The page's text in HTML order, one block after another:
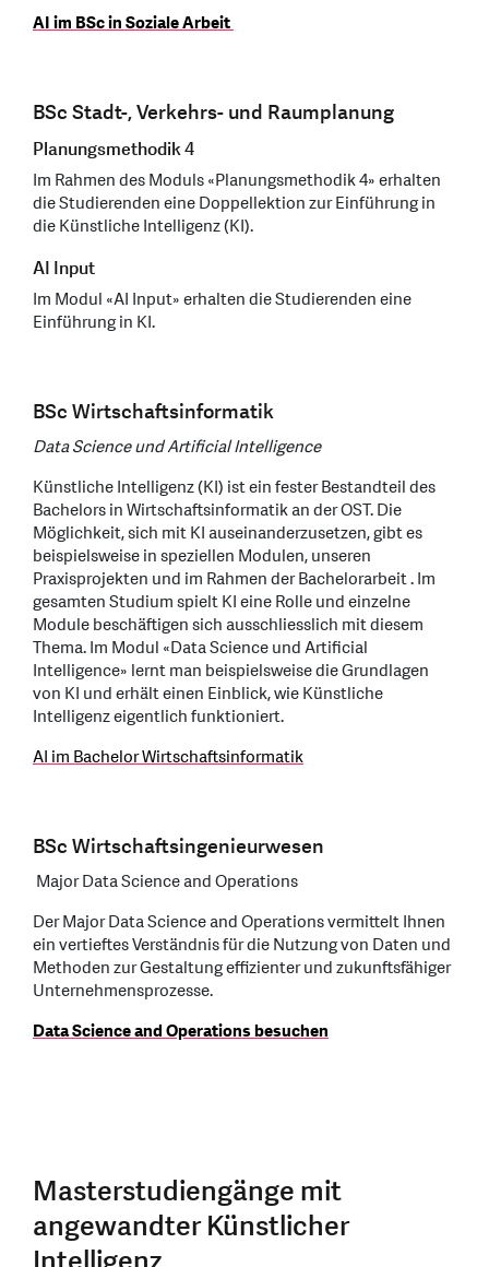
AI im BSc in Soziale Arbeit
BSc Stadt-, Verkehrs- und Raumplanung
Planungsmethodik 4
Im Rahmen des Moduls «Planungsmethodik 4» erhalten
die Studierenden eine Doppellektion zur Einführung in
die Künstliche Intelligenz (KI).
AI Input
Im Modul «AI Input» erhalten die Studierenden eine
Einführung in KI.
BSc Wirtschaftsinformatik
Data Science und Artificial Intelligence
Künstliche Intelligenz (KI) ist ein fester Bestandteil des
Bachelors in Wirtschaftsinformatik an der OST. Die
Möglichkeit, sich mit KI auseinanderzusetzen, gibt es
beispielsweise in speziellen Modulen, unseren
Praxisprojekten und im Rahmen der Bachelorarbeit . Im
gesamten Studium spielt KI eine Rolle und einzelne
Module beschäftigen sich ausschliesslich mit diesem
Thema. Im Modul «Data Science und Artificial
Intelligence» lernt man beispielsweise die Grundlagen
von KI und erhält einen Einblick, wie Künstliche
Intelligenz eigentlich funktioniert.
AI im Bachelor Wirtschaftsinformatik
BSc Wirtschaftsingenieurwesen
Major Data Science and Operations
Der Major Data Science and Operations vermittelt Ihnen
ein vertieftes Verständnis für die Nutzung von Daten und
Methoden zur Gestaltung effizienter und zukunftsfähiger
Unternehmensprozesse.
Data Science and Operations besuchen
Masterstudiengänge mit
angewandter Künstlicher